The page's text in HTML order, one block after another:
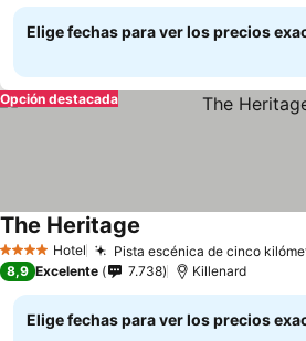
Elige fechas para ver los precios
Opción destacada
4 EstrellasHotel Pista escénica de cinco
The Heritage
8,9 Excelente 7.738 Killenard
Elige fechas para ver los precios